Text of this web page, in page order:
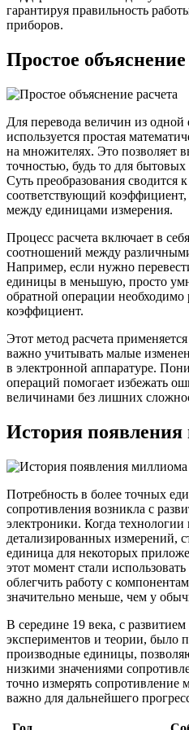
гарантируя правильность
приборов.
Простое объяснение
Для перевода величин из
используется простая
на множителях. Это позволяет
точностью, будь то для
Суть преобразования
соответствующий
между единицами измерения.
Процесс расчета включает в
соотношений между
Например, если нужно
единицы в меньшую, просто
обратной операции необходимо
коэффициент.
Этот метод расчета
важно учитывать малые
в электронной аппаратуре.
операций помогает избежать
величинами без лишних
История
Потребность в более точных
сопротивления возникла с
электроники. Когда технологии
детализированных измерений,
единица для некоторых
этот момент стали
облегчить работу с
значительно меньше, чем у
В середине 19 века, с
экспериментов и теории, было
производные единицы,
низкими значениями
точно измерять
важно для дальнейшего